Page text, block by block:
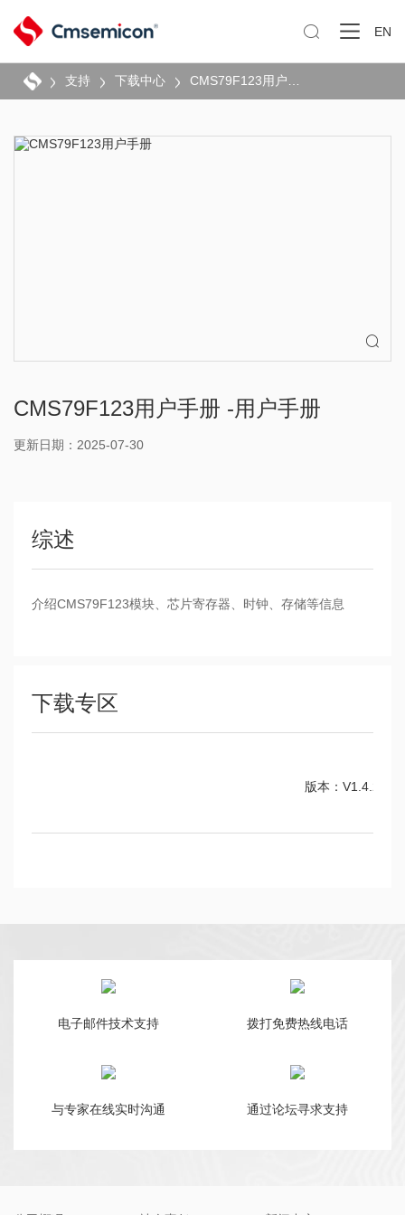
 EN
支持 下载中心

CMS79F123用户手册 -用户手册
更新日期：2025-07-30
综述
介绍CMS79F123模块、芯片寄存器、时钟、存储等信息
下载专区
版本：V1.4.2
电子邮件技术支持 拨打免费热线电话
与专家在线实时沟通 通过论坛寻求支持